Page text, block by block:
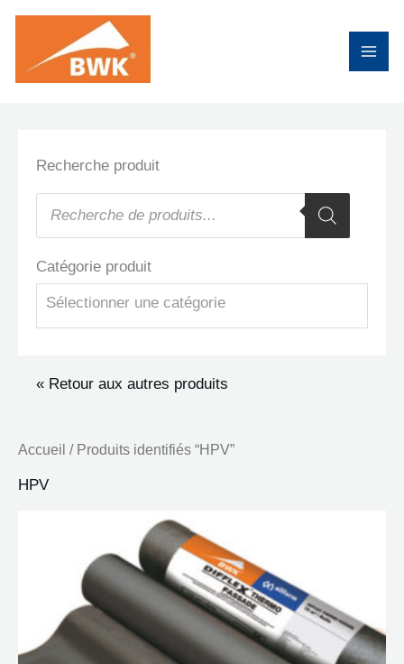
contenu
Recherche produit
Recherche
de
Catégorie produit
Sélectionner une catégorie
« Retour aux autres produits
Accueil / Produits identifiés “HPV”
HPV